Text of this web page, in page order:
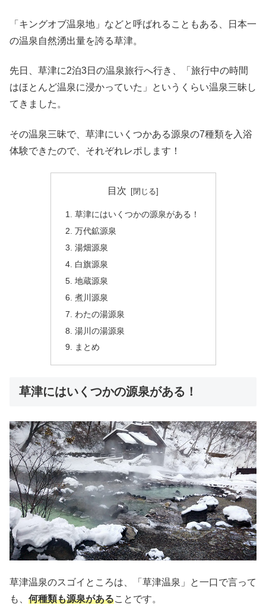
「キングオブ温泉地」などと呼ばれることもある、日本一
の温泉自然湧出量を誇る草津。
先日、草津に2泊3日の温泉旅行へ行き、「旅行中の時間
はほとんど温泉に浸かっていた」というくらい温泉三昧し
てきました。
その温泉三昧で、草津にいくつかある源泉の7種類を入浴
体験できたので、それぞれレポします！
目次
草津にはいくつかの源泉がある！
万代鉱源泉
湯畑源泉
白旗源泉
地蔵源泉
煮川源泉
わたの湯源泉
湯川の湯源泉
まとめ
草津にはいくつかの源泉がある！
草津温泉のスゴイところは、「草津温泉」と一口で言って
も、 何種類も源泉があることです。